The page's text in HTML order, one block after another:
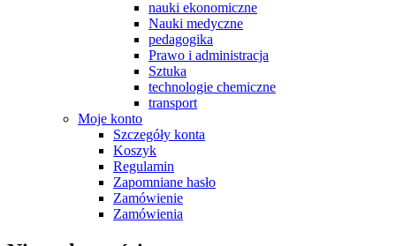
nauki ekonomiczne
Nauki medyczne
pedagogika
Prawo i administracja
Sztuka
technologie chemiczne
transport
Moje konto
Szczegóły konta
Koszyk
Regulamin
Zapomniane hasło
Zamówienie
Zamówienia